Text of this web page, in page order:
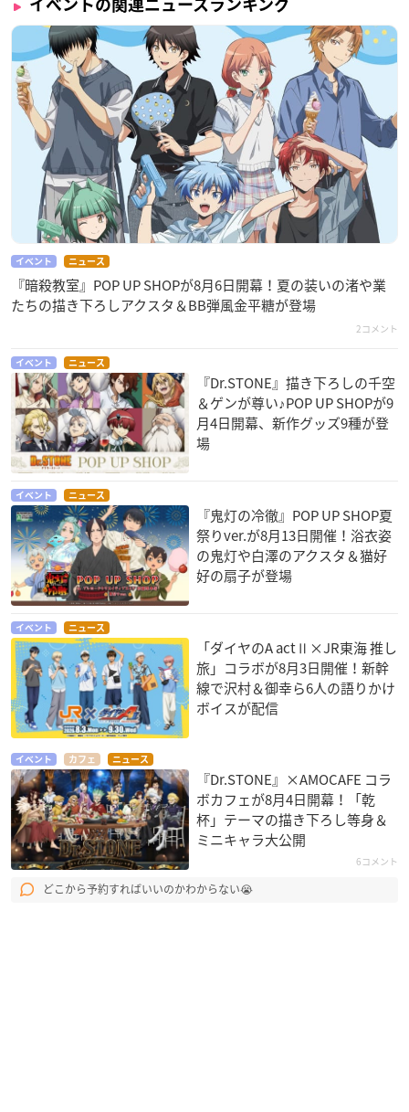
イベントの関連ニュースランキング
イベント ニュース
『暗殺教室』POP UP SHOPが8月6日開幕！夏の装いの渚や業
たちの描き下ろしアクスタ＆BB弾風金平糖が登場
2コメント
イベント ニュース
『Dr.STONE』描き下ろしの千空
＆ゲンが尊い♪POP UP SHOPが9
月4日開幕、新作グッズ9種が登
場
イベント ニュース
『鬼灯の冷徹』POP UP SHOP夏
祭りver.が8月13日開催！浴衣姿
の鬼灯や白澤のアクスタ＆猫好
好の扇子が登場
イベント ニュース
「ダイヤのA actⅡ×JR東海 推し
旅」コラボが8月3日開催！新幹
線で沢村＆御幸ら6人の語りかけ
ボイスが配信
イベント カフェ ニュース
『Dr.STONE』×AMOCAFE コラ
ボカフェが8月4日開幕！「乾
杯」テーマの描き下ろし等身＆
ミニキャラ大公開
6コメント
どこから予約すればいいのかわからない😭